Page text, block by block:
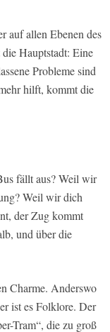
auf allen Ebenen des
Hauptstadt: Eine
Probleme sind
hilft, kommt die
fällt aus? Weil wir
Weil wir dich
der Zug kommt
und über die
Charme. Anderswo
ist es Folklore. Der
Tram“, die zu groß